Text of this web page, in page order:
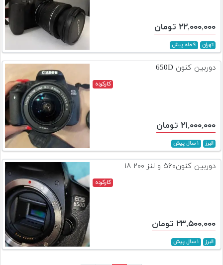
۲۲,۰۰۰,۰۰۰ تومان
تهران ۹ ماه پیش
دوربین کنون 650D
کارکرده
۲۱,۰۰۰,۰۰۰ تومان
البرز ۱ سال پیش
دوربین کنون۵۶۰ و لنز ۲۰۰ ۱۸
کارکرده
۲۳,۵۰۰,۰۰۰ تومان
البرز ۱ سال پیش